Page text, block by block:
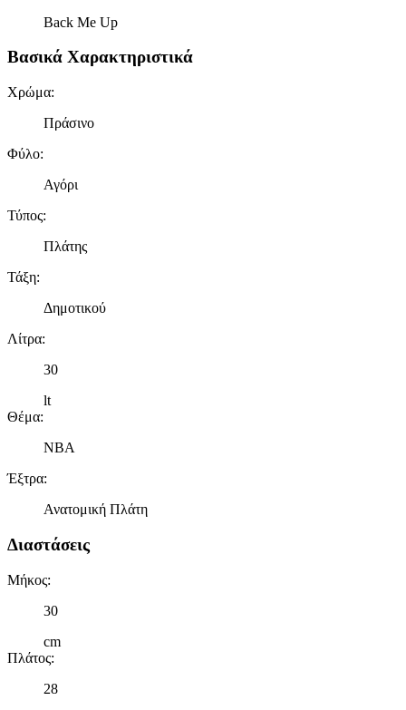
Back Me Up
Βασικά Χαρακτηριστικά
Χρώμα:
Πράσινο
Φύλο:
Αγόρι
Τύπος:
Πλάτης
Τάξη:
Δημοτικού
Λίτρα:
30
lt
Θέμα:
NBA
Έξτρα:
Ανατομική Πλάτη
Διαστάσεις
Μήκος:
30
cm
Πλάτος:
28